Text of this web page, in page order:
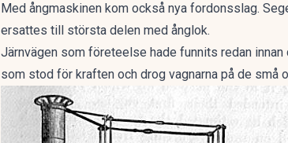
Med ångmaskinen kom också nya fordonsslag.
ersattes till största delen med ånglok.
Järnvägen som företeelse hade funnits redan
som stod för kraften och drog vagnarna på de små